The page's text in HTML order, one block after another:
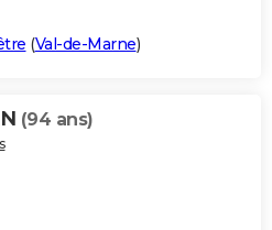
(Val-de-Marne)
(94 ans)